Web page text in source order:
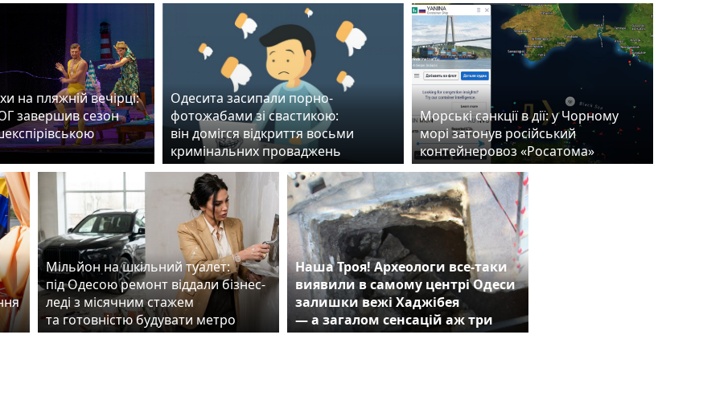
на пляжній вечірці:
завершив сезон
Одесита засипали порно-
фотожабами зі свастикою:
він домігся відкриття восьми
кримінальних проваджень
Морські санкції в дії: у Чорному
морі затонув російський
контейнеровоз «Росатома»
Мільйон на шкільний туалет:
під Одесою ремонт віддали бізнес-
леді з місячним стажем
та готовністю будувати метро
Наша Троя! Археологи все-таки
виявили в самому центрі Одеси
залишки вежі Хаджібея
— а загалом сенсацій аж три